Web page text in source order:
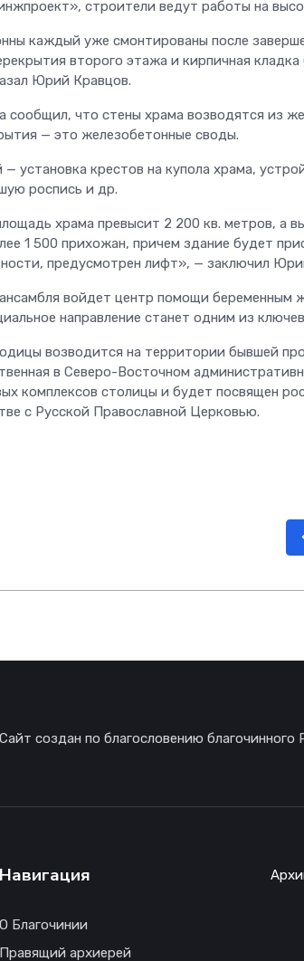
строители ведут работы на
каждый уже смонтированы после
второго этажа и кирпичная кладка
Юрий Кравцов.
сообщил, что стены храма возводятся из
— это железобетонные своды.
установка крестов на купола храма,
роспись и др.
храма превысит 2 200 кв. метров, а
1 500 прихожан, причем здание будет
предусмотрен лифт», — заключил
войдет центр помощи беременным
направление станет одним из
возводится на территории бывшей
в Северо-Восточном
комплексов столицы и будет посвящен
с Русской Православной Церковью.
Сайт создан по благословению благочинного
Навигация
О Благочинии
Правящий архиерей